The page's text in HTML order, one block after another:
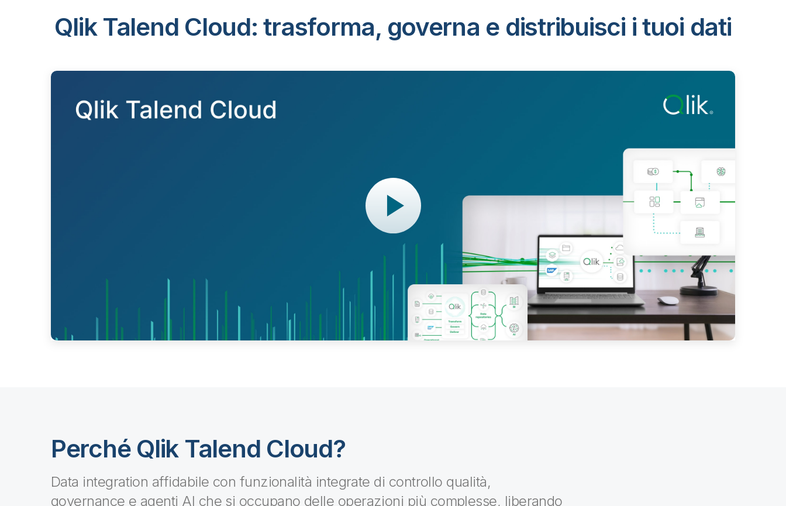
Qlik Talend Cloud: trasforma, governa e distribuisci i tuoi dati
Perché Qlik Talend Cloud?
Data integration affidabile con funzionalità integrate di controllo qualità,
governance e agenti AI che si occupano delle operazioni più complesse, liberando